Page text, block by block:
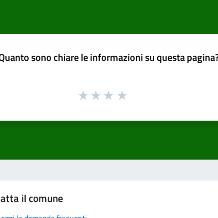
sono chiare le informazioni su questa
il comune